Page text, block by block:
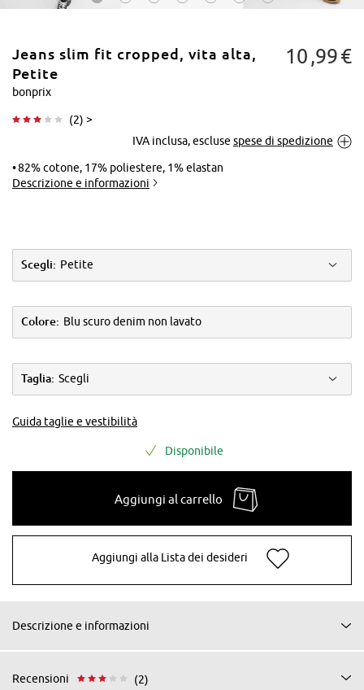
ingrandire
Jeans slim fit cropped, vita alta,
Petite
bonprix
(2) >
10 99€
IVA inclusa, escluse spese di spedizione
82% cotone, 17% poliestere, 1% elastan
Descrizione e informazioni
Scegli: Petite
Colore: Blu scuro denim non lavato
Taglia: Scegli
Guida taglie e vestibilità
Disponibile
Aggiungi al carrello
Aggiungi alla Lista dei desideri
Descrizione e informazioni
Recensioni (2)